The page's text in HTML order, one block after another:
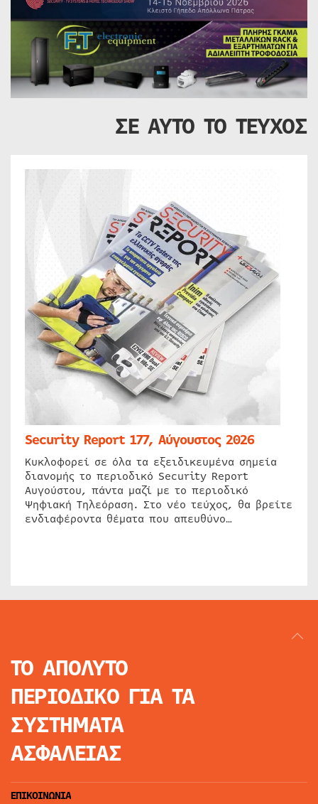
ΣΕ ΑΥΤΟ ΤΟ ΤΕΥΧΟΣ
Security Report 177, Αύγουστος 2026
Κυκλοφορεί σε όλα τα εξειδικευμένα σημεία
διανομής το περιοδικό Security Report
Αυγούστου, πάντα μαζί με το περιοδικό
Ψηφιακή Τηλεόραση. Στο νέο τεύχος, θα βρείτε
ενδιαφέροντα θέματα που απευθύνο…
ΤΟ ΑΠΟΛΥΤΟ
ΠΕΡΙΟΔΙΚΟ ΓΙΑ ΤΑ
ΣΥΣΤΗΜΑΤΑ
ΑΣΦΑΛΕΙΑΣ
ΕΠΙΚΟΙΝΩΝΙΑ